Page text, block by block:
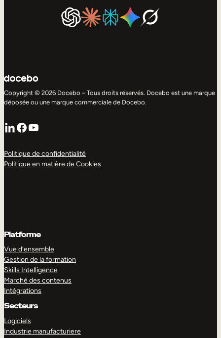
Copyright © 2026 Docebo – Tous droits réservés. Docebo est une marque
déposée ou une marque commerciale de Docebo.
LinkedIn
Facebook
YouTube
Politique de confidentialité
Politique en matière de Cookies
Platforme
Vue d’ensemble
Gestion de la formation
Skills Intelligence
Marché des contenus
Intégrations
Secteurs
Logiciels
Industrie manufacturiere